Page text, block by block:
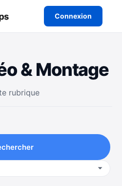
Connexion
& Montage
rubrique